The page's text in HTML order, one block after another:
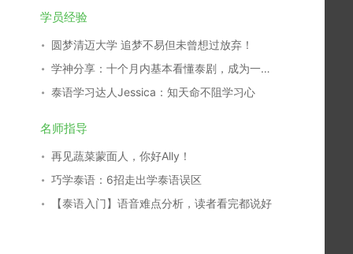
学员经验
圆梦清迈大学 追梦不易但未曾想过放弃！
学神分享：十个月内基本看懂泰剧，成为一名泰剧翻译，我是这么学习的！
泰语学习达人Jessica：知天命不阻学习心
名师指导
再见蔬菜蒙面人，你好Ally！
巧学泰语：6招走出学泰语误区
【泰语入门】语音难点分析，读者看完都说好